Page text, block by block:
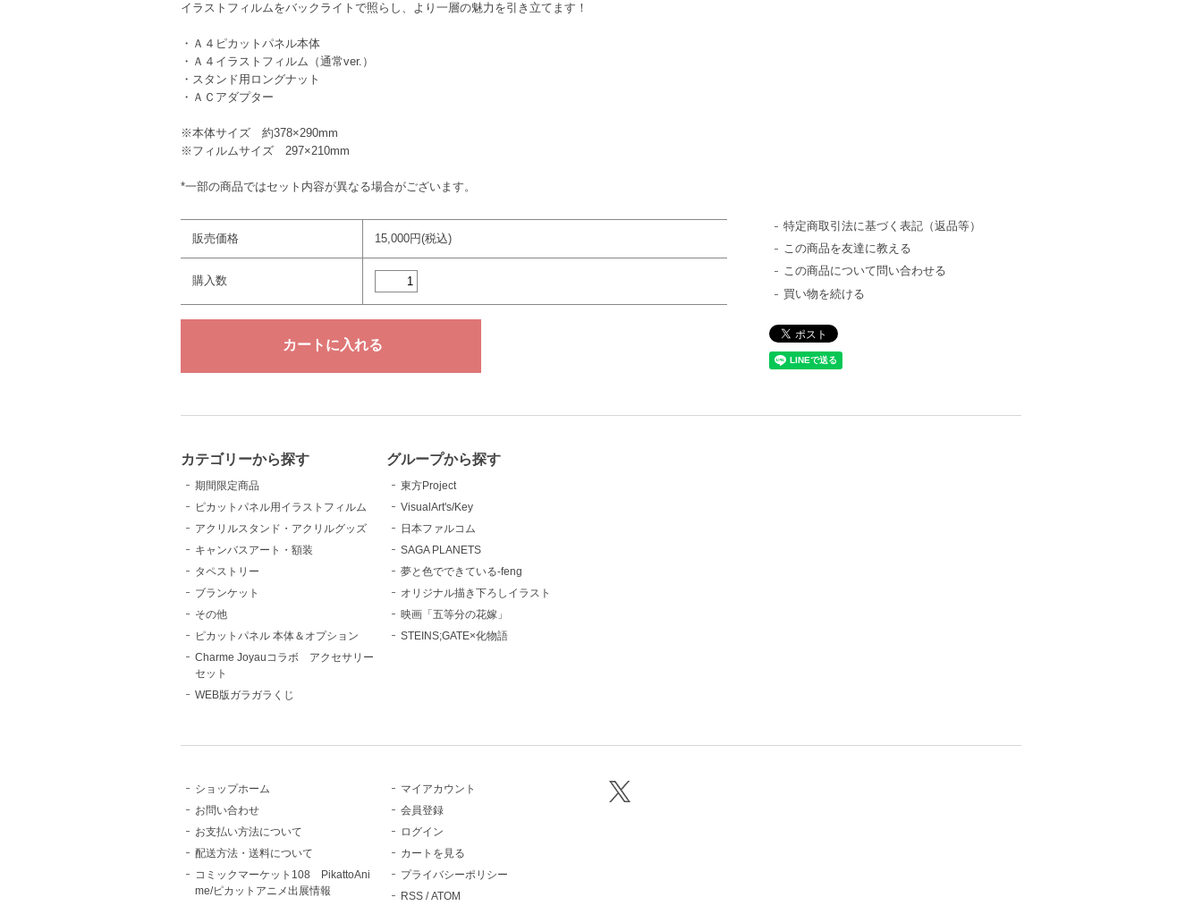
イラストフィルムをバックライトで照らし、より一層の魅力を引き立てます！
・Ａ４ピカットパネル本体
・Ａ４イラストフィルム（通常ver.）
・スタンド用ロングナット
・ＡＣアダプター
※本体サイズ 約378×290mm
※フィルムサイズ 297×210mm
*一部の商品ではセット内容が異なる場合がございます。
販売価格 15,000円(税込)
購入数
特定商取引法に基づく表記（返品等）
この商品を友達に教える
この商品について問い合わせる
買い物を続ける
カテゴリーから探す
期間限定商品
ピカットパネル用イラストフィルム
アクリルスタンド・アクリルグッズ
キャンバスアート・額装
タペストリー
ブランケット
その他
ピカットパネル 本体＆オプション
Charme Joyauコラボ アクセサリー
セット
WEB版ガラガラくじ
グループから探す
東方Project
VisualArt's/Key
日本ファルコム
SAGA PLANETS
夢と色でできている-feng
オリジナル描き下ろしイラスト
映画「五等分の花嫁」
STEINS;GATE×化物語
ショップホーム
お問い合わせ
お支払い方法について
配送方法・送料について
コミックマーケット108 PikattoAni
me/ピカットアニメ出展情報
マイアカウント
会員登録
ログイン
カートを見る
プライバシーポリシー
RSS /ATOM